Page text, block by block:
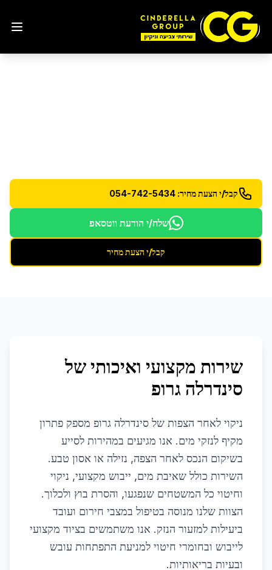
קבל/י הצעת מחיר: 054-742-5434
שלח/י הודעת ווטסאפ
קבל/י הצעת מחיר
שירות מקצועי ואיכותי של
סינדרלה גרופ
ניקוי לאחר הצפות של סינדרלה גרופ מספק פתרון
מקיף לנזקי מים. אנו מגיעים במהירות לסייע
בשיקום הנכס לאחר הצפה, נזילה או אסון טבע.
השירות כולל שאיבת מים, ייבוש מקצועי, ניקוי
וחיטוי כל המשטחים שנפגעו, והסרת בוץ ולכלוך.
הצוות שלנו מנוסה בטיפול במצבי חירום ועובד
ביעילות למזעור הנזק. אנו משתמשים בציוד מקצועי
לייבוש ובחומרי חיטוי למניעת התפתחות עובש
ובעיות בריאותיות.